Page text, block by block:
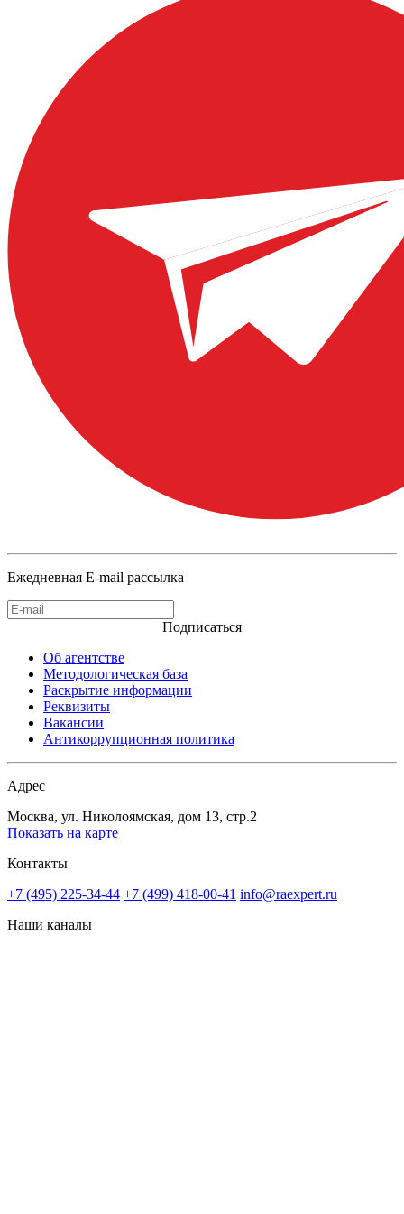
Ежедневная E-mail рассылка
Подписаться
Об агентстве
Методологическая база
Раскрытие информации
Реквизиты
Вакансии
Антикоррупционная политика
Адрес
Москва, ул. Николоямская, дом 13, стр.2
Показать на карте
Контакты
+7 (495) 225-34-44 +7 (499) 418-00-41 info@raexpert.ru
Наши каналы